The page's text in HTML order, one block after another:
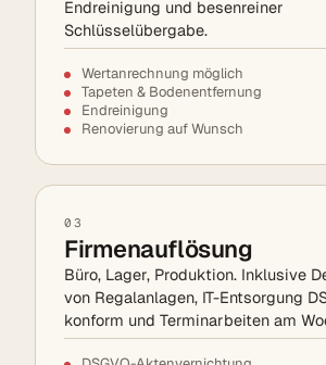
Endreinigung und besenreiner
Schlüsselübergabe.
Wertanrechnung möglich
Tapeten & Bodenentfernung
Endreinigung
Renovierung auf Wunsch
03
Firmenauflösung
Büro, Lager, Produktion. Inklusive
von Regalanlagen, IT-Entsorgung
konform und Terminarbeiten am